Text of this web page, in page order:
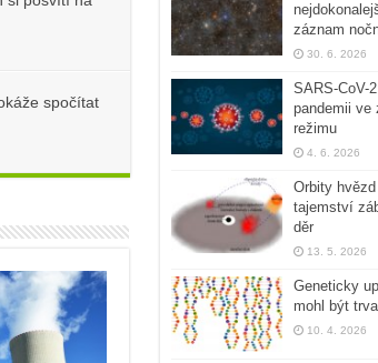
spočítat
záznam
30. 6. 2026
SARS-CoV-
pandemii ve
režimu
4. 6. 2026
Orbity
tajemství
děr
13. 5. 2026
Geneticky
mohl být
10. 4. 2026